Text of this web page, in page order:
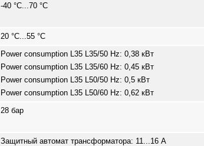
-40 °C...70 °C
20 °C...55 °C
Power consumption L35 L35/50 Hz: 0,38 кВт
Power consumption L35 L35/60 Hz: 0,45 кВт
Power consumption L35 L50/50 Hz: 0,5 кВт
Power consumption L35 L50/60 Hz: 0,62 кВт
28 бар
Защитный автомат трансформатора: 11...16 A